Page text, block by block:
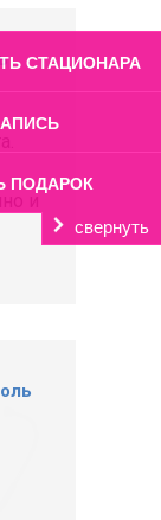
СТАЦИОНАРА
ПОДАРОК
свернуть
и